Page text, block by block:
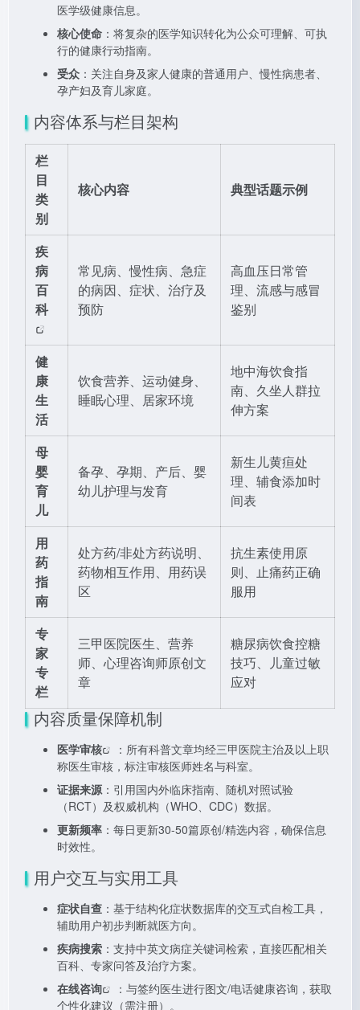
医学级健康信息。
核心使命 ：将复杂的医学知识转化为公众可理解、可执
行的健康行动指南。
受众 ：关注自身及家人健康的普通用户、慢性病患者、
孕产妇及育儿家庭。
内容体系与栏目架构
栏
目
类
别
核心内容 典型话题示例
疾
病
百
科
常见病、慢性病、急症
的病因、症状、治疗及
预防
高血压日常管
理、流感与感冒
鉴别
健
康
生
活
饮食营养、运动健身、
睡眠心理、居家环境
地中海饮食指
南、久坐人群拉
伸方案
母
婴
育
儿
备孕、孕期、产后、婴
幼儿护理与发育
新生儿黄疸处
理、辅食添加时
间表
用
药
指
南
处方药/非处方药说明、
药物相互作用、用药误
区
抗生素使用原
则、止痛药正确
服用
专
家
专
栏
三甲医院医生、营养
师、心理咨询师原创文
章
糖尿病饮食控糖
技巧、儿童过敏
应对
内容质量保障机制
医学审核
：所有科普文章均经三甲医院主治及以上职
称医生审核，标注审核医师姓名与科室。
证据来源：引用国内外临床指南、随机对照试验
（RCT）及权威机构（WHO、CDC）数据。
更新频率 ：每日更新30-50篇原创/精选内容，确保信息
时效性。
用户交互与实用工具
症状自查 ：基于结构化症状数据库的交互式自检工具，
辅助用户初步判断就医方向。
疾病搜索 ：支持中英文病症关键词检索，直接匹配相关
百科、专家问答及治疗方案。
在线咨询
：与签约医生进行图文/电话健康咨询，获取
个性化建议（需注册）。